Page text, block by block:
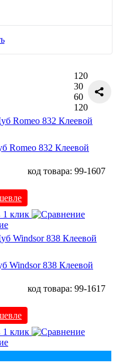
120
30
60
120
Romeo 832 Клеевой
код товара: 99-1607
1 клик
Windsor 838 Клеевой
код товара: 99-1617
1 клик